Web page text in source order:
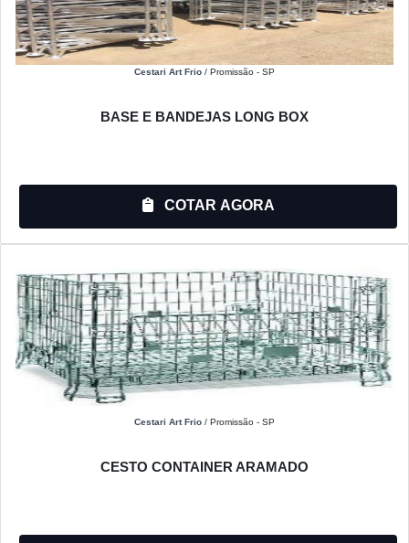
Cestari Art Frio / Promissão - SP
BASE E BANDEJAS LONG BOX
COTAR AGORA
Cestari Art Frio / Promissão - SP
CESTO CONTAINER ARAMADO